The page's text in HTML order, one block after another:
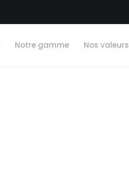
Notre gamme Nos valeurs